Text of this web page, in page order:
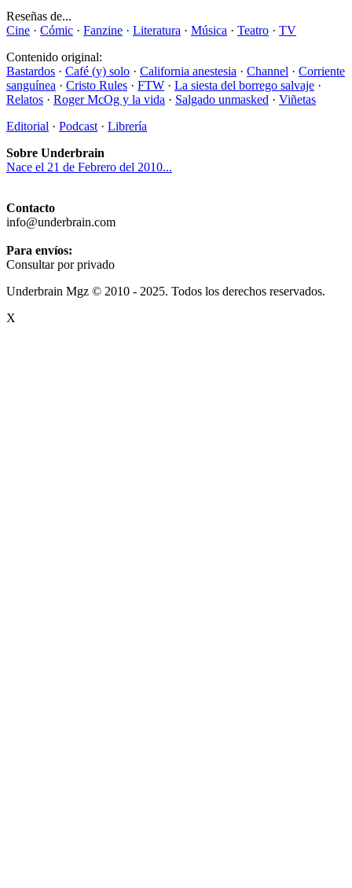
Reseñas de...
Cine · Cómic · Fanzine · Literatura · Música · Teatro · TV
Contenido original:
Bastardos · Café (y) solo · California anestesia · Channel · Corriente
sanguínea · Cristo Rules · FTW · La siesta del borrego salvaje ·
Relatos · Roger McOg y la vida · Salgado unmasked · Viñetas
Editorial · Podcast · Librería
Sobre Underbrain
Nace el 21 de Febrero del 2010...
Contacto
info@underbrain.com
Para envíos:
Consultar por privado
Underbrain Mgz © 2010 - 2025. Todos los derechos reservados.
X